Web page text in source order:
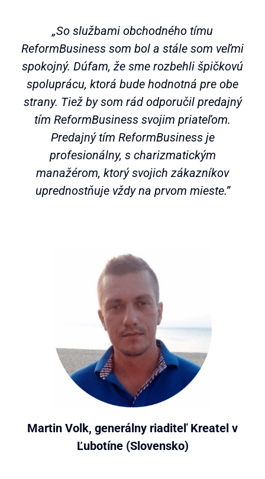
„So službami obchodného tímu
ReformBusiness som bol a stále som veľmi
spokojný. Dúfam, že sme rozbehli špičkovú
spoluprácu, ktorá bude hodnotná pre obe
strany. Tiež by som rád odporučil predajný
tím ReformBusiness svojim priateľom.
Predajný tím ReformBusiness je
profesionálny, s charizmatickým
manažérom, ktorý svojich zákazníkov
uprednostňuje vždy na prvom mieste.”
Martin Volk, generálny riaditeľ Kreatel v
Ľubotíne (Slovensko)